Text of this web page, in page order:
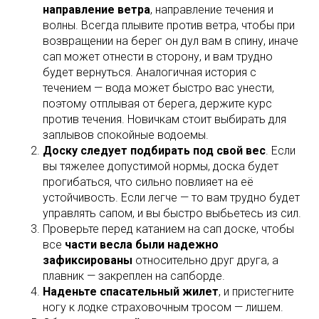
направление ветра, направление течения и
волны. Всегда плывите против ветра, чтобы при
возвращении на берег он дул вам в спину, иначе
сап может отнести в сторону, и вам трудно
будет вернуться. Аналогичная история с
течением — вода может быстро вас унести,
поэтому отплывая от берега, держите курс
против течения. Новичкам стоит выбирать для
заплывов спокойные водоемы.
Доску следует подбирать под свой вес . Если
вы тяжелее допустимой нормы, доска будет
прогибаться, что сильно повлияет на её
устойчивость. Если легче — то вам трудно будет
управлять сапом, и вы быстро выбьетесь из сил.
Проверьте перед катанием на сап доске, чтобы
все части весла были надежно
зафиксированы относительно друг друга, а
плавник — закреплен на сапборде.
Наденьте спасательный жилет, и пристегните
ногу к лодке страховочным тросом — лишем.